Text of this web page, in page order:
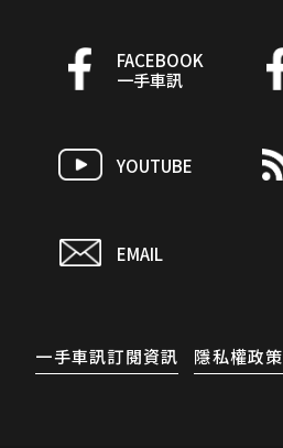
FACEBOOK
一手車訊
YOUTUBE
EMAIL
一手車訊訂閱資訊 隱私權政策